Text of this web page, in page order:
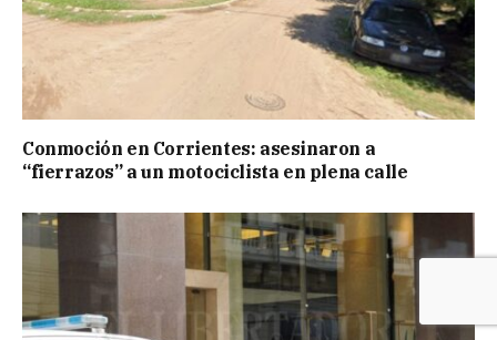
Conmoción en Corrientes: asesinaron a
“fierrazos” a un motociclista en plena calle